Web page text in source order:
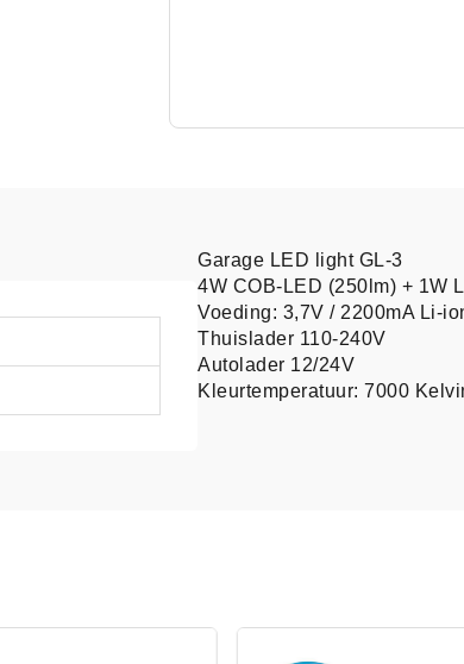
Garage LED light GL-3
4W COB-LED (250lm) + 1W
Voeding: 3,7V / 2200mA Li-
Thuislader 110-240V
Autolader 12/24V
Kleurtemperatuur: 7000